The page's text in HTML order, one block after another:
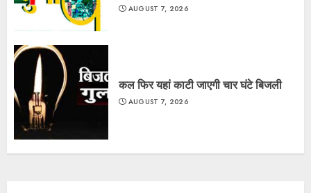
AUGUST 7, 2026
कल फिर यहां काटी जाएगी चार घंटे बिजली
AUGUST 7, 2026